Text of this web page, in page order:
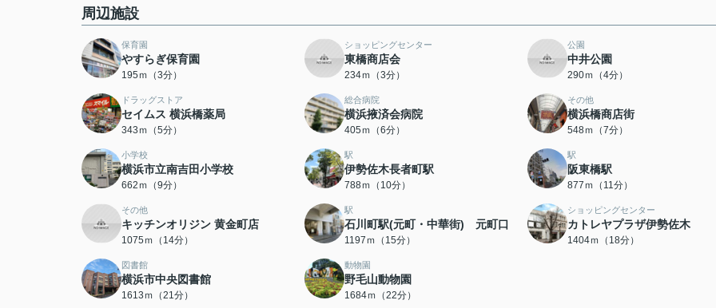
周辺施設
保育園
やすらぎ保育園
195ｍ（3分）
ショッピングセンター
東橋商店会
234ｍ（3分）
公園
中井公園
290ｍ（4分）
ドラッグストア
セイムス 横浜橋薬局
343ｍ（5分）
総合病院
横浜掖済会病院
405ｍ（6分）
その他
横浜橋商店街
548ｍ（7分）
小学校
横浜市立南吉田小学校
662ｍ（9分）
駅
伊勢佐木長者町駅
788ｍ（10分）
駅
阪東橋駅
877ｍ（11分）
その他
キッチンオリジン 黄金町店
1075ｍ（14分）
駅
石川町駅(元町・中華街) 元町口
1197ｍ（15分）
ショッピングセンター
カトレヤプラザ伊勢佐木
1404ｍ（18分）
図書館
横浜市中央図書館
1613ｍ（21分）
動物園
野毛山動物園
1684ｍ（22分）